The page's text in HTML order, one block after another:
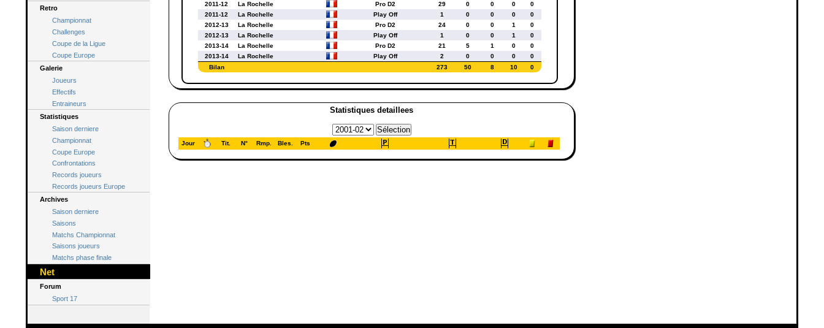
Retro
Championnat
Challenges
Coupe de la Ligue
Coupe Europe
Galerie
Joueurs
Effectifs
Entraineurs
Statistiques
Saison derniere
Championnat
Coupe Europe
Confrontations
Records joueurs
Records joueurs Europe
Archives
Saison derniere
Saisons
Matchs Championnat
Saisons joueurs
Matchs phase finale
Net
Forum
Sport 17
2011-12
La Rochelle Pro D2 29 0 0 0
0
2011-12
La Rochelle Play Off 1 0 0 0
0
2012-13
La Rochelle Pro D2 24 0 0 1
0
2012-13
La Rochelle Play Off 1 0 0 1
0
2013-14
La Rochelle Pro D2 21 5 1 0
0
2013-14
La Rochelle Play Off 2 0 0 0
0
Bilan
273 50 8 10 0
Statistiques detaillees
Jour Tit. N° Rmp. Bles. Pts